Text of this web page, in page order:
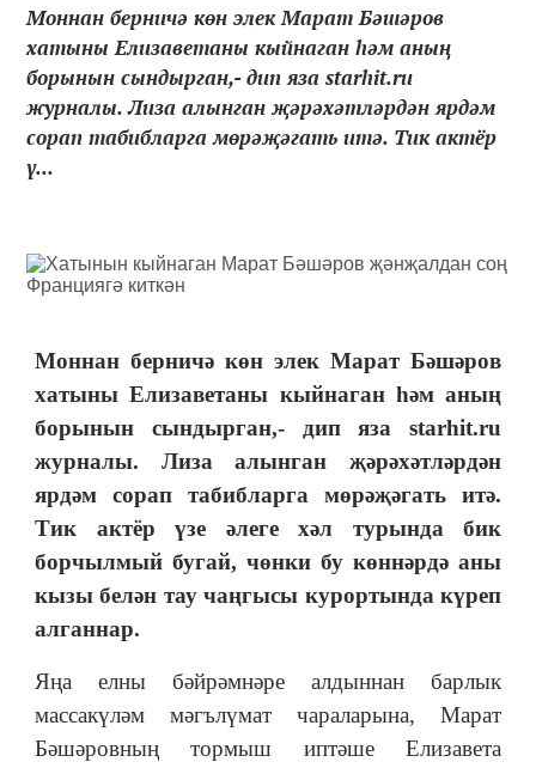
Моннан берничә көн элек Марат Бәшәров
хатыны Елизаветаны кыйнаган һәм аның
борынын сындырган,- дип яза starhit.ru
журналы. Лиза алынган җәрәхәтләрдән ярдәм
сорап табибларга мөрәҗәгать итә. Тик актёр
ү...
Моннан берничә көн элек Марат Бәшәров
хатыны Елизаветаны кыйнаган һәм аның
борынын сындырган,- дип яза
starhit.ru
журналы. Лиза алынган җәрәхәтләрдән
ярдәм сорап табибларга мөрәҗәгать итә.
Тик актёр үзе әлеге хәл турында бик
борчылмый бугай, чөнки бу көннәрдә аны
кызы белән тау чаңгысы курортында күреп
алганнар.
Яңа елны бәйрәмнәре алдыннан барлык
массакүләм мәгълүмат чараларына, Марат
Бәшәровның тормыш иптәше Елизавета